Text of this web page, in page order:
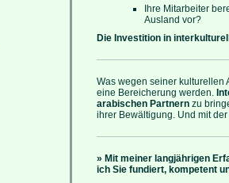
Ihre Mitarbeiter
Ausland vor?
Die Investition in
Was wegen seiner kulturellen
eine Bereicherung werden.
arabischen Partnern zu
ihrer Bewältigung. Und mit
» Mit meiner langjährigen
ich Sie fundiert, kompetent